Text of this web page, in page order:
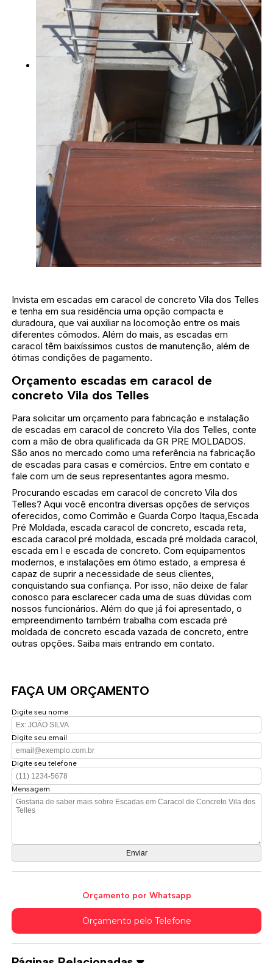
Invista em escadas em caracol de concreto Vila dos Telles
e tenha em sua residência uma opção compacta e
duradoura, que vai auxiliar na locomoção entre os mais
diferentes cômodos. Além do mais, as escadas em
caracol têm baixíssimos custos de manutenção, além de
ótimas condições de pagamento.
Orçamento escadas em caracol de
concreto Vila dos Telles
Para solicitar um orçamento para fabricação e instalação
de escadas em caracol de concreto Vila dos Telles, conte
com a mão de obra qualificada da GR PRE MOLDADOS.
São anos no mercado como uma referência na fabricação
de escadas para casas e comércios. Entre em contato e
fale com um de seus representantes agora mesmo.
Procurando escadas em caracol de concreto Vila dos
Telles? Aqui você encontra diversas opções de serviços
oferecidos, como Corrimão e Guarda Corpo Itaqua,Escada
Pré Moldada, escada caracol de concreto, escada reta,
escada caracol pré moldada, escada pré moldada caracol,
escada em l e escada de concreto. Com equipamentos
modernos, e instalações em ótimo estado, a empresa é
capaz de suprir a necessidade de seus clientes,
conquistando sua confiança. Por isso, não deixe de falar
conosco para esclarecer cada uma de suas dúvidas com
nossos funcionários. Além do que já foi apresentado, o
empreendimento também trabalha com escada pré
moldada de concreto escada vazada de concreto, entre
outras opções. Saiba mais entrando em contato.
FAÇA UM ORÇAMENTO
Digite seu nome
Digite seu email
Digite seu telefone
Mensagem
Orçamento por Whatsapp
Orçamento pelo Telefone